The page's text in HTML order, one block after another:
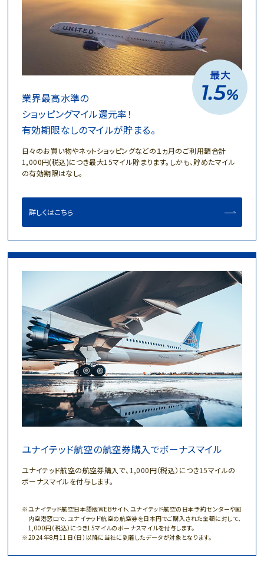
業界最高水準の
ショッピングマイル還元率！
有効期限なしのマイルが貯まる。
日々のお買い物やネットショッピングなどの１ヵ月のご利用額合計
1,000円(税込)につき最大15マイル貯まります。しかも、貯めたマイル
の有効期限はなし。
詳しくはこちら
ユナイテッド航空の航空券購入でボーナスマイル
ユナイテッド航空の航空券購入で、1,000円（税込）につき15マイルの
ボーナスマイルを付与します。
ユナイテッド航空日本語版WEBサイト、ユナイテッド航空の日本予約センターや国
内空港窓口で、ユナイテッド航空の航空券を日本円でご購入された金額に対して、
1,000円（税込）につき15マイルのボーナスマイルを付与します。
2024年8月11日（日）以降に当社に到着したデータが対象となります。